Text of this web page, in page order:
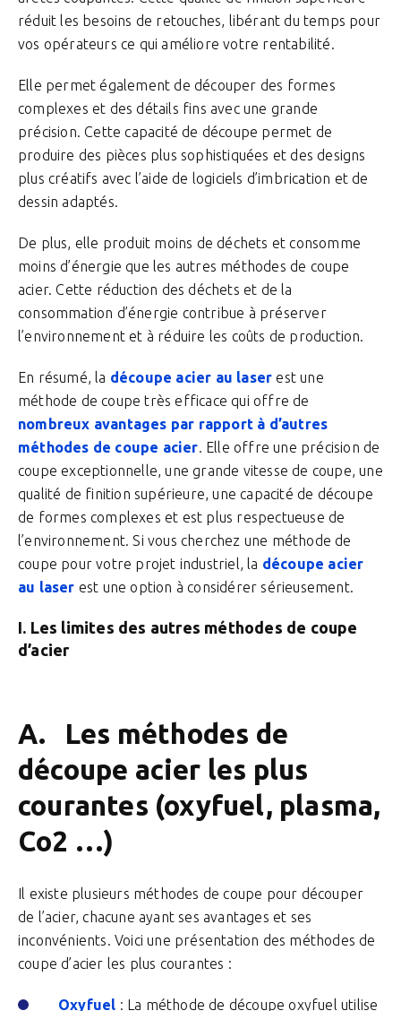
réduit les besoins de retouches, libérant du temps pour
vos opérateurs ce qui améliore votre rentabilité.
Elle permet également de découper des formes
complexes et des détails fins avec une grande
précision. Cette capacité de découpe permet de
produire des pièces plus sophistiquées et des designs
plus créatifs avec l’aide de logiciels d’imbrication et de
dessin adaptés.
De plus, elle produit moins de déchets et consomme
moins d’énergie que les autres méthodes de coupe
acier. Cette réduction des déchets et de la
consommation d’énergie contribue à préserver
l’environnement et à réduire les coûts de production.
En résumé, la découpe acier au laserest une
méthode de coupe très efficace qui offre de
nombreux avantages par rapport à d’autres
méthodes de coupe acier. Elle offre une précision de
coupe exceptionnelle, une grande vitesse de coupe, une
qualité de finition supérieure, une capacité de découpe
de formes complexes et est plus respectueuse de
l’environnement. Si vous cherchez une méthode de
coupe pour votre projet industriel, la découpe acier
au laser est une option à considérer sérieusement.
I. Les limites des autres méthodes de coupe
d’acier
A. Les méthodes de
découpe acier les plus
courantes (oxyfuel, plasma,
Co2 …)
Il existe plusieurs méthodes de coupe pour découper
de l’acier, chacune ayant ses avantages et ses
inconvénients. Voici une présentation des méthodes de
coupe d’acier les plus courantes :
Oxyfuel : La méthode de découpe oxyfuel utilise